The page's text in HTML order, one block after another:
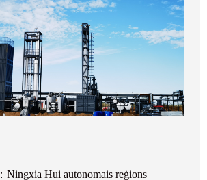
：Ningxia Hui autonomais reģions